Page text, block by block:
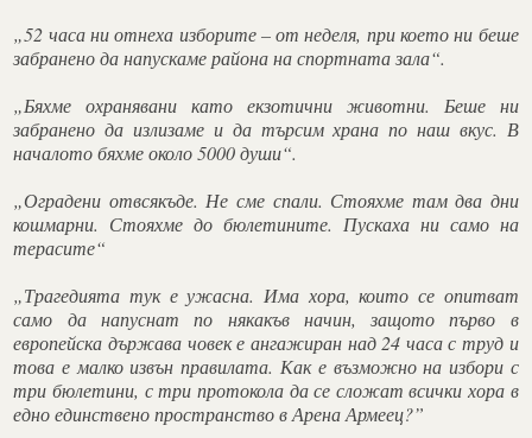
„52 часа ни отнеха изборите – от неделя, при което ни беше
забранено да напускаме района на спортната зала“.
„Бяхме охранявани като екзотични животни. Беше ни
забранено да излизаме и да търсим храна по наш вкус. В
началото бяхме около 5000 души“.
„Оградени отвсякъде. Не сме спали. Стояхме там два дни
кошмарни. Стояхме до бюлетините. Пускаха ни само на
терасите“
„Трагедията тук е ужасна. Има хора, които се опитват
само да напуснат по някакъв начин, защото първо в
европейска държава човек е ангажиран над 24 часа с труд и
това е малко извън правилата. Как е възможно на избори с
три бюлетини, с три протокола да се сложат всички хора в
едно единствено пространство в Арена Армеец?”